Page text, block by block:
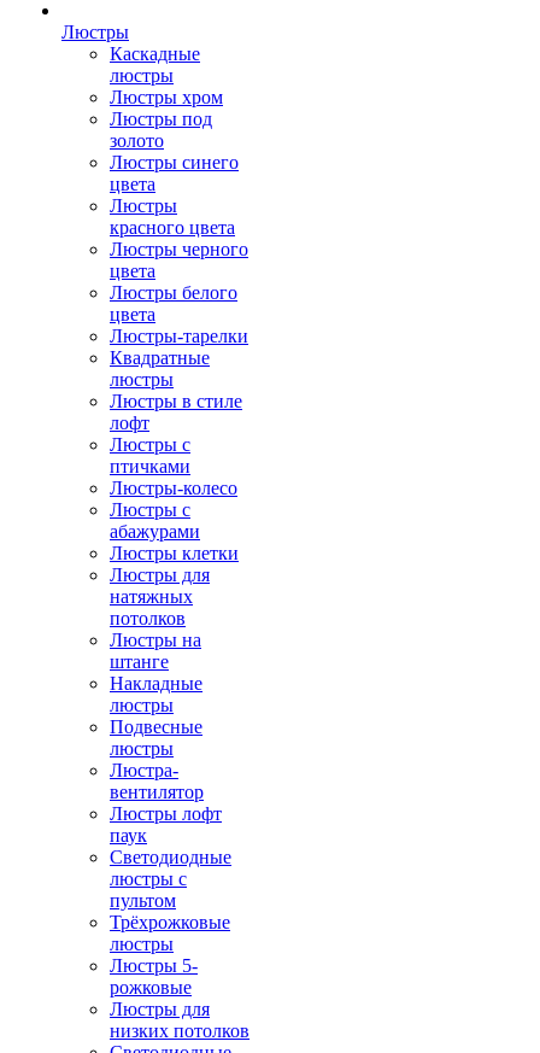
Люстры
Каскадные
люстры
Люстры хром
Люстры под
золото
Люстры синего
цвета
Люстры
красного цвета
Люстры черного
цвета
Люстры белого
цвета
Люстры-тарелки
Квадратные
люстры
Люстры в стиле
лофт
Люстры с
птичками
Люстры-колесо
Люстры с
абажурами
Люстры клетки
Люстры для
натяжных
потолков
Люстры на
штанге
Накладные
люстры
Подвесные
люстры
Люстра-
вентилятор
Люстры лофт
паук
Светодиодные
люстры с
пультом
Трёхрожковые
люстры
Люстры 5-
рожковые
Люстры для
низких потолков